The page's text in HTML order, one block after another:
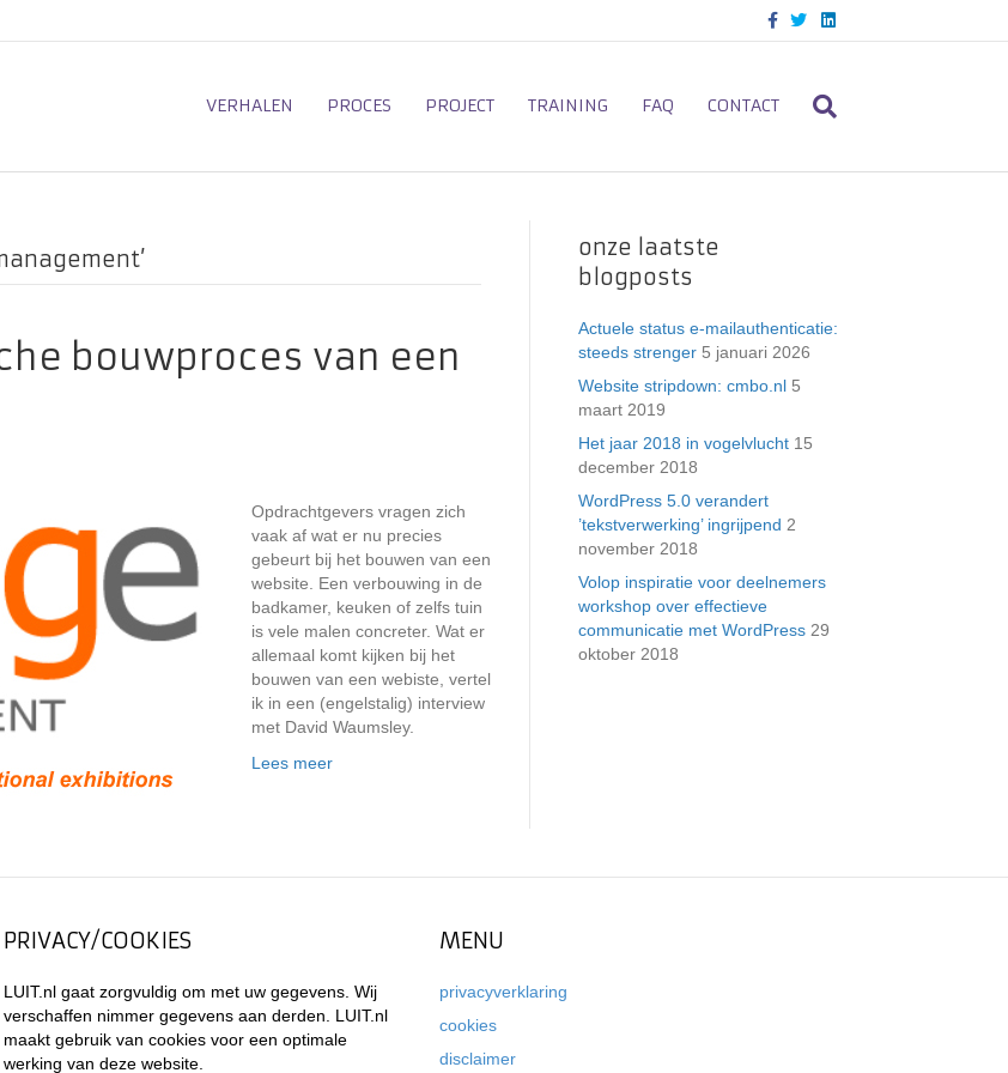
c
o
o
T
i
e
L
n
d
VERHALEN PROCES PROJECT TRAINING FAQ CONTACT
bouwproces van een
Opdrachtgevers vragen zich
vaak af wat er nu precies
gebeurt bij het bouwen van een
website. Een verbouwing in de
badkamer, keuken of zelfs tuin
is vele malen concreter. Wat er
allemaal komt kijken bij het
bouwen van een webiste, vertel
ik in een (engelstalig) interview
met David Waumsley.
Lees meer
onze laatste
blogposts
Actuele status e-mailauthenticatie:
steeds strenger 5 januari 2026
Website stripdown: cmbo.nl 5
maart 2019
Het jaar 2018 in vogelvlucht 15
december 2018
WordPress 5.0 verandert
’tekstverwerking’ ingrijpend 2
november 2018
Volop inspiratie voor deelnemers
workshop over effectieve
communicatie met WordPress 29
oktober 2018
PRIVACY/COOKIES
LUIT.nl gaat zorgvuldig om met uw gegevens. Wij
verschaffen nimmer gegevens aan derden. LUIT.nl
maakt gebruik van cookies voor een optimale
werking van deze website.
MENU
privacyverklaring
cookies
disclaimer